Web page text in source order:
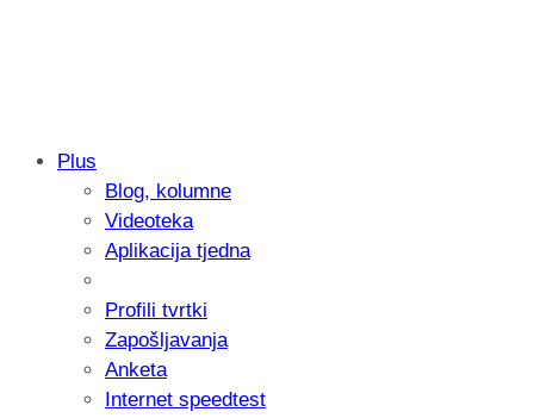
Samsung otkrio kako je nastajala
donijelo tanje i izdržljivije preklopne
Plus
Blog, kolumne
Videoteka
Aplikacija tjedna
Profili tvrtki
Zapošljavanja
Anketa
Internet speedtest